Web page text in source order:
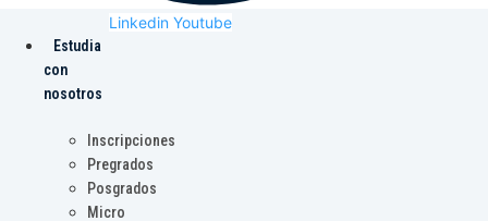
Linkedin Youtube
Estudia
con
nosotros
Inscripciones
Pregrados
Posgrados
Micro